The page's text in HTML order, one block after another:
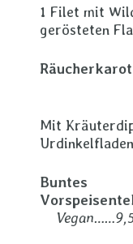
1 Filet mit
gerösteten
Mit
Buntes